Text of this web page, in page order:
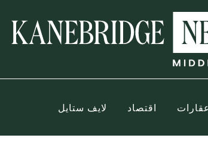
عقارات اقتصاد لايف ستايل